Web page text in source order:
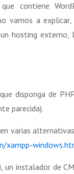
contiene
vamos a
hosting
disponga de
parecida).
varias
xampp-
instalador de